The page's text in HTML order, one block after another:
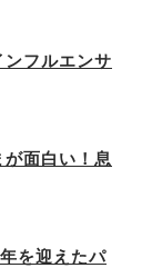
フルエンサ
面白い！息
を迎えたパ